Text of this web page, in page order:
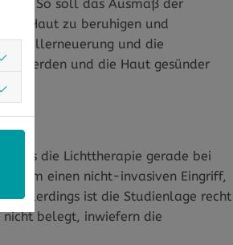
So soll das Ausmaß der
die Haut zu beruhigen und
Zellerneuerung und die
werden und die Haut gesünder
dass die Lichttherapie gerade bei
um einen nicht-invasiven Eingriff,
Allerdings ist die Studienlage recht
nicht belegt, inwiefern die